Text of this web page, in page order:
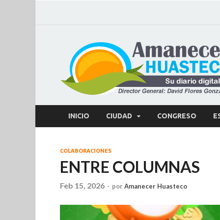
INICIO CIUDAD CONGRESO
COLABORACIONES
ENTRE COLUMNAS
Feb 15, 2026 - por Amanecer Huasteco